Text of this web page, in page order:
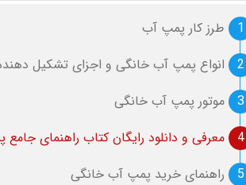
1
طرز کار پمپ آب
2
انواع پمپ آب خانگی و اجزای تشکیل دهنده
3
موتور پمپ آب خانگی
4
معرفی و دانلود رایگان کتاب راهنمای جامع
5
راهنمای خرید پمپ آب خانگی